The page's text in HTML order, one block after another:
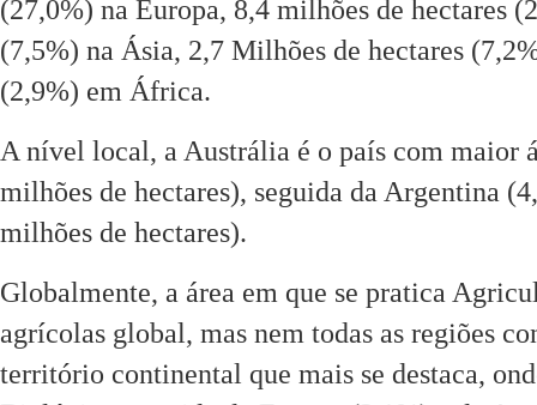
(27,0%) na Europa, 8,4 milhões de hectares
(7,5%) na Ásia, 2,7 Milhões de hectares
(2,9%) em África.
A nível local, a Austrália é o país com maior
milhões de hectares), seguida da Argentina
milhões de hectares).
Globalmente, a área em que se pratica
agrícolas global, mas nem todas as regiões
território continental que mais se destaca,